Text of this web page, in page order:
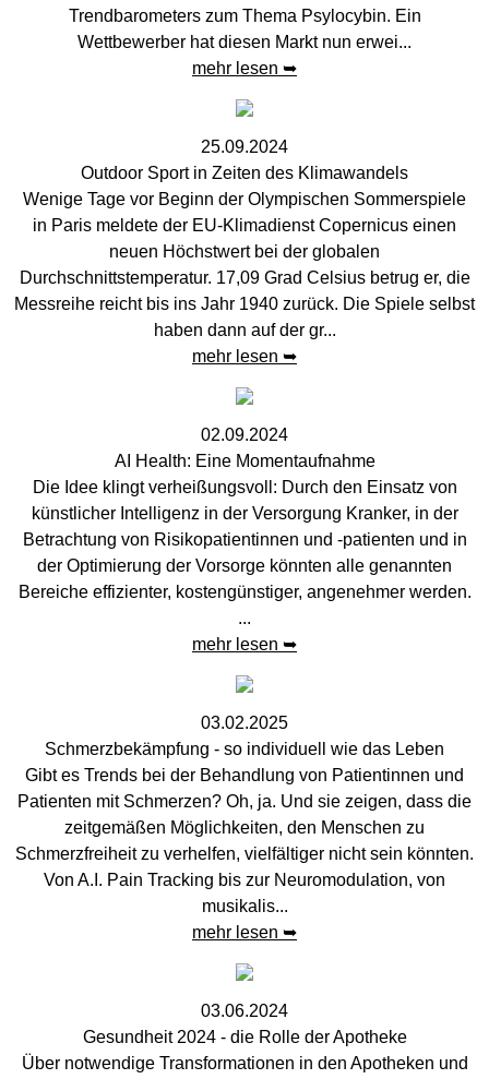
Trendbarometers zum Thema Psylocybin. Ein
Wettbewerber hat diesen Markt nun erwei...
mehr lesen ➥
25.09.2024
Outdoor Sport in Zeiten des Klimawandels
Wenige Tage vor Beginn der Olympischen Sommerspiele
in Paris meldete der EU-Klimadienst Copernicus einen
neuen Höchstwert bei der globalen
Durchschnittstemperatur. 17,09 Grad Celsius betrug er, die
Messreihe reicht bis ins Jahr 1940 zurück. Die Spiele selbst
haben dann auf der gr...
mehr lesen ➥
02.09.2024
AI Health: Eine Momentaufnahme
Die Idee klingt verheißungsvoll: Durch den Einsatz von
künstlicher Intelligenz in der Versorgung Kranker, in der
Betrachtung von Risikopatientinnen und -patienten und in
der Optimierung der Vorsorge könnten alle genannten
Bereiche effizienter, kostengünstiger, angenehmer werden.
...
mehr lesen ➥
03.02.2025
Schmerzbekämpfung - so individuell wie das Leben
Gibt es Trends bei der Behandlung von Patientinnen und
Patienten mit Schmerzen? Oh, ja. Und sie zeigen, dass die
zeitgemäßen Möglichkeiten, den Menschen zu
Schmerzfreiheit zu verhelfen, vielfältiger nicht sein könnten.
Von A.I. Pain Tracking bis zur Neuromodulation, von
musikalis...
mehr lesen ➥
03.06.2024
Gesundheit 2024 - die Rolle der Apotheke
Über notwendige Transformationen in den Apotheken und